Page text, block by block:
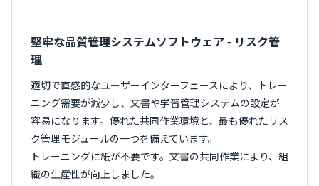
堅牢な品質管理システムソフトウェア - リスク管
理
適切で直感的なユーザーインターフェースにより、トレー
ニング需要が減少し、文書や学習管理システムの設定が
容易になります。優れた共同作業環境と、最も優れたリス
ク管理モジュールの一つを備えています。
トレーニングに紙が不要です。文書の共同作業により、組
織の生産性が向上しました。